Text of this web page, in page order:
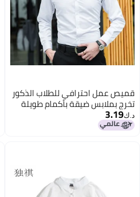
5
قميص عمل احترافي للطلاب الذكور
تخرج بملابس ضيقة بأكمام طويلة
قميص أبيض مقاس كبير unisex
د.ك‏3.19